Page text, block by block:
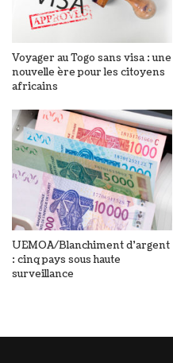
Voyager au Togo sans visa : une
nouvelle ère pour les citoyens
africains
UEMOA/Blanchiment d’argent
: cinq pays sous haute
surveillance